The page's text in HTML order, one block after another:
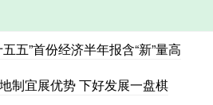
五”首份经济半年报含“新”量高
制宜展优势 下好发展一盘棋